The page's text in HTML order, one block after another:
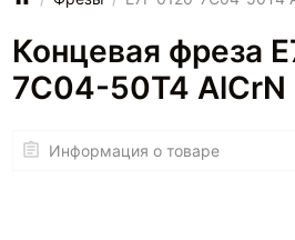
Концевая фреза
7C04-50T4 AlCrN
Информация о товаре